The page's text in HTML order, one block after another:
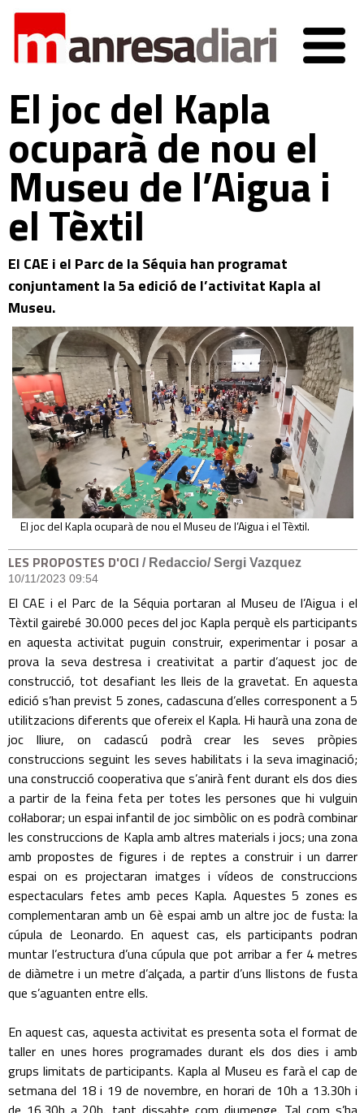
El joc del Kapla
ocuparà de nou el
Museu de l’Aigua i
el Tèxtil
El CAE i el Parc de la Séquia han programat
conjuntament la 5a edició de l’activitat Kapla al
Museu.
El joc del Kapla ocuparà de nou el Museu de l’Aigua i el Tèxtil.
LES PROPOSTES D'OCI / Redaccio/ Sergi Vazquez
10/11/2023 09:54
El CAE i el Parc de la Séquia portaran al Museu de l’Aigua i el
Tèxtil gairebé 30.000 peces del joc Kapla perquè els participants
en aquesta activitat puguin construir, experimentar i posar a
prova la seva destresa i creativitat a partir d’aquest joc de
construcció, tot desafiant les lleis de la gravetat. En aquesta
edició s’han previst 5 zones, cadascuna d’elles corresponent a 5
utilitzacions diferents que ofereix el Kapla. Hi haurà una zona de
joc lliure, on cadascú podrà crear les seves pròpies
construccions seguint les seves habilitats i la seva imaginació;
una construcció cooperativa que s’anirà fent durant els dos dies
a partir de la feina feta per totes les persones que hi vulguin
col·laborar; un espai infantil de joc simbòlic on es podrà combinar
les construccions de Kapla amb altres materials i jocs; una zona
amb propostes de figures i de reptes a construir i un darrer
espai on es projectaran imatges i vídeos de construccions
espectaculars fetes amb peces Kapla. Aquestes 5 zones es
complementaran amb un 6è espai amb un altre joc de fusta: la
cúpula de Leonardo. En aquest cas, els participants podran
muntar l’estructura d’una cúpula que pot arribar a fer 4 metres
de diàmetre i un metre d’alçada, a partir d’uns llistons de fusta
que s’aguanten entre ells.
En aquest cas, aquesta activitat es presenta sota el format de
taller en unes hores programades durant els dos dies i amb
grups limitats de participants. Kapla al Museu es farà el cap de
setmana del 18 i 19 de novembre, en horari de 10h a 13.30h i